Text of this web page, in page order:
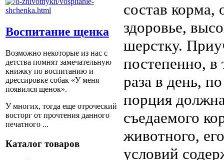
Воспитание щенка
Возможно некоторые из нас с
детства помнят замечательную
книжку по воспитанию и
дрессировке собак «У меня
появился щенок».
У многих, тогда еще отроческий
восторг от прочтения данного
печатного ...
Каталог товаров
состав корма,
здоровье,
шерстку.
постепенно, в
раза в день,
порция
съедаемого
животного,
условий